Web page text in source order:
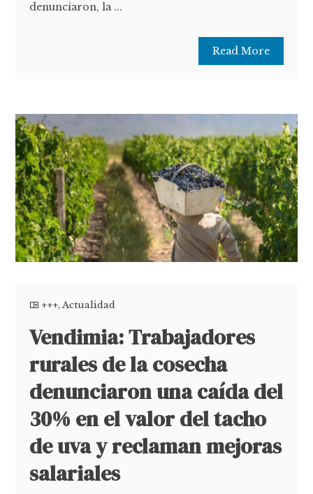
denunciaron, la ...
Read More
+++,Actualidad
Vendimia: Trabajadores
rurales de la cosecha
denunciaron una caída del
30% en el valor del tacho
de uva y reclaman mejoras
salariales